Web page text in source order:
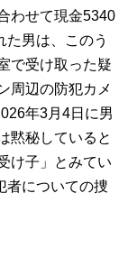
わせて現金5340
男は、このう
で受け取った疑
周辺の防犯カメ
年3月4日に男
黙秘していると
け子」とみてい
者についての捜